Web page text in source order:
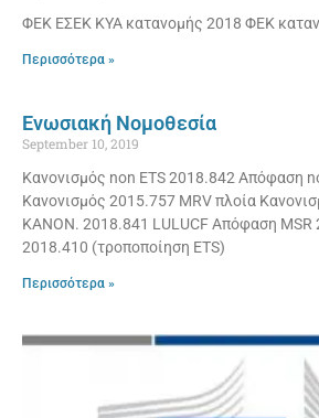
ΦΕΚ ΕΣΕΚ ΚΥΑ κατανομής 2018 ΦΕΚ
Περισσότερα »
Ενωσιακή Νομοθεσία
September 10, 2019
Κανονισμός non ETS 2018.842 Απόφαση
Κανονισμός 2015.757 MRV πλοία
KANON. 2018.841 LULUCF Απόφαση MSR
2018.410 (τροποποίηση ETS)
Περισσότερα »